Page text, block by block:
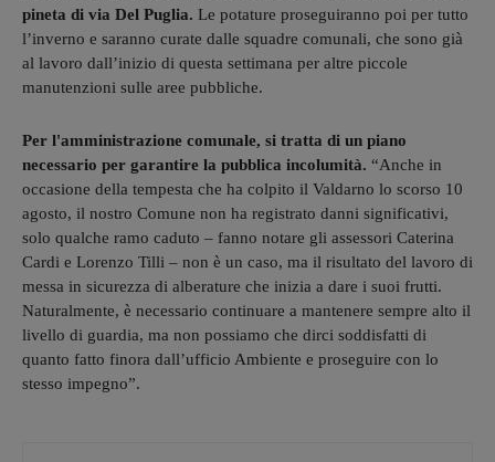
pineta di via Del Puglia. Le potature proseguiranno poi per tutto
l’inverno e saranno curate dalle squadre comunali, che sono già
al lavoro dall’inizio di questa settimana per altre piccole
manutenzioni sulle aree pubbliche.
Per l'amministrazione comunale, si tratta di un piano
necessario per garantire la pubblica incolumità. “Anche in
occasione della tempesta che ha colpito il Valdarno lo scorso 10
agosto, il nostro Comune non ha registrato danni significativi,
solo qualche ramo caduto – fanno notare gli assessori Caterina
Cardi e Lorenzo Tilli – non è un caso, ma il risultato del lavoro di
messa in sicurezza di alberature che inizia a dare i suoi frutti.
Naturalmente, è necessario continuare a mantenere sempre alto il
livello di guardia, ma non possiamo che dirci soddisfatti di
quanto fatto finora dall’ufficio Ambiente e proseguire con lo
stesso impegno”.